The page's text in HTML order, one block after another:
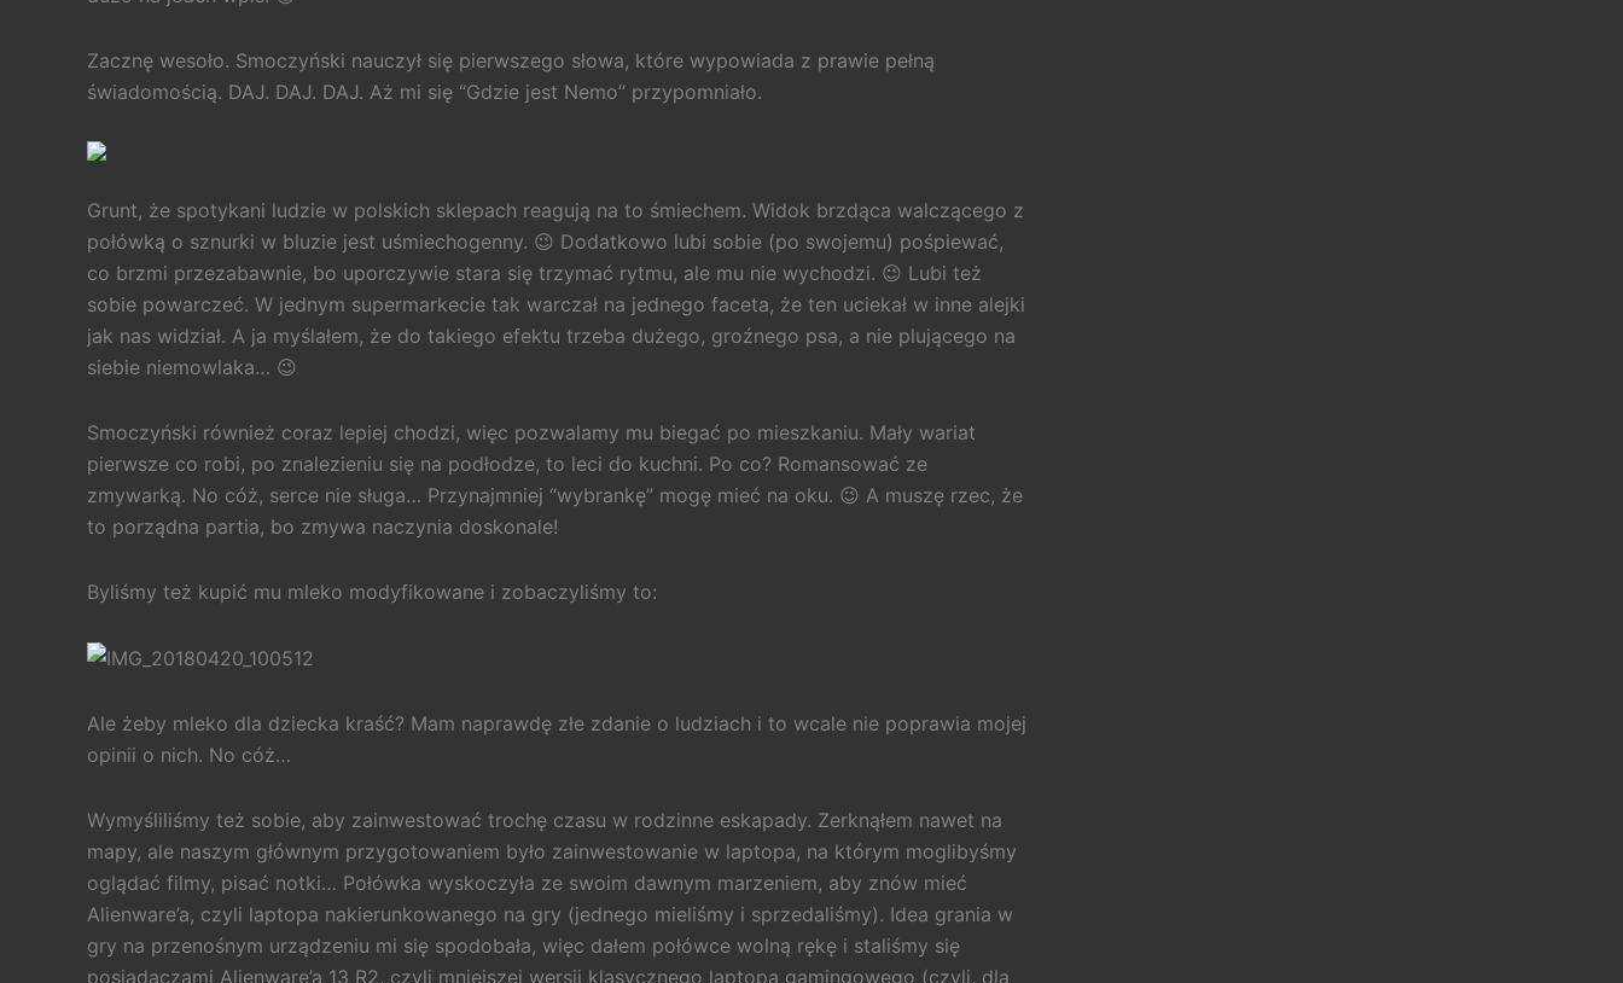
Zacznę wesoło. Smoczyński nauczył się pierwszego słowa, które wypowiada z prawie pełną
świadomością. DAJ. DAJ. DAJ. Aż mi się “Gdzie jest Nemo” przypomniało.
Grunt, że spotykani ludzie w polskich sklepach reagują na to śmiechem. Widok brzdąca walczącego z
połówką o sznurki w bluzie jest uśmiechogenny. 😉 Dodatkowo lubi sobie (po swojemu) pośpiewać,
co brzmi przezabawnie, bo uporczywie stara się trzymać rytmu, ale mu nie wychodzi. 😉 Lubi też
sobie powarczeć. W jednym supermarkecie tak warczał na jednego faceta, że ten uciekał w inne alejki
jak nas widział. A ja myślałem, że do takiego efektu trzeba dużego, groźnego psa, a nie plującego na
siebie niemowlaka… 😉
Smoczyński również coraz lepiej chodzi, więc pozwalamy mu biegać po mieszkaniu. Mały wariat
pierwsze co robi, po znalezieniu się na podłodze, to leci do kuchni. Po co? Romansować ze
zmywarką. No cóż, serce nie sługa… Przynajmniej “wybrankę” mogę mieć na oku. 😉 A muszę rzec, że
to porządna partia, bo zmywa naczynia doskonale!
Byliśmy też kupić mu mleko modyfikowane i zobaczyliśmy to:
Ale żeby mleko dla dziecka kraść? Mam naprawdę złe zdanie o ludziach i to wcale nie poprawia mojej
opinii o nich. No cóż…
Wymyśliliśmy też sobie, aby zainwestować trochę czasu w rodzinne eskapady. Zerknąłem nawet na
mapy, ale naszym głównym przygotowaniem było zainwestowanie w laptopa, na którym moglibyśmy
oglądać filmy, pisać notki… Połówka wyskoczyła ze swoim dawnym marzeniem, aby znów mieć
Alienware’a, czyli laptopa nakierunkowanego na gry (jednego mieliśmy i sprzedaliśmy). Idea grania w
gry na przenośnym urządzeniu mi się spodobała, więc dałem połówce wolną rękę i staliśmy się
posiadaczami Alienware’a 13 R2, czyli mniejszej wersji klasycznego laptopa gamingowego (czyli, dla